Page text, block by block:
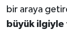
bir araya
büyük